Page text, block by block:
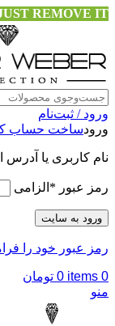
REMOVE IT…
ورود / ثبت‌نام
ورودساخت حساب
نام کاربری یا آدرس
رمز عبور * الزامی
ورود به سایت
رمز عبور خود را
0
items
0 تومان
منو